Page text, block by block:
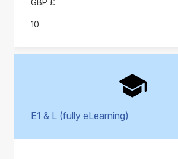
10
E1 & L (fully eLearning)